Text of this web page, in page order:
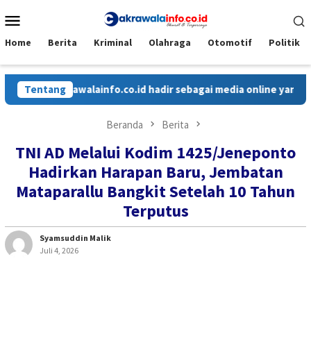
ke
Mobile
Home Berita Kriminal Olahraga Otomotif Politik
Tentang
Cakrawalainfo.co.id hadir sebagai media online yang
Beranda Berita
TNI AD Melalui Kodim 1425/Jeneponto
Hadirkan Harapan Baru, Jembatan
Mataparallu Bangkit Setelah 10 Tahun
Terputus
Syamsuddin Malik
Juli 4, 2026